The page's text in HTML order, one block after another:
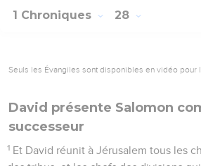
1 Chroniques 28
Seuls les Évangiles sont disponibles en vidéo pour
David présente Salomon
successeur
1 Et David réunit à Jérusalem tous les